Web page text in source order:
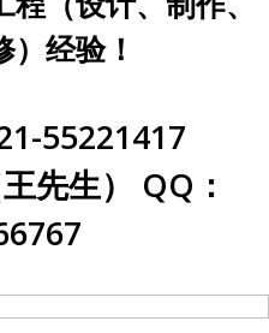
经验！
55221417
先生） QQ：